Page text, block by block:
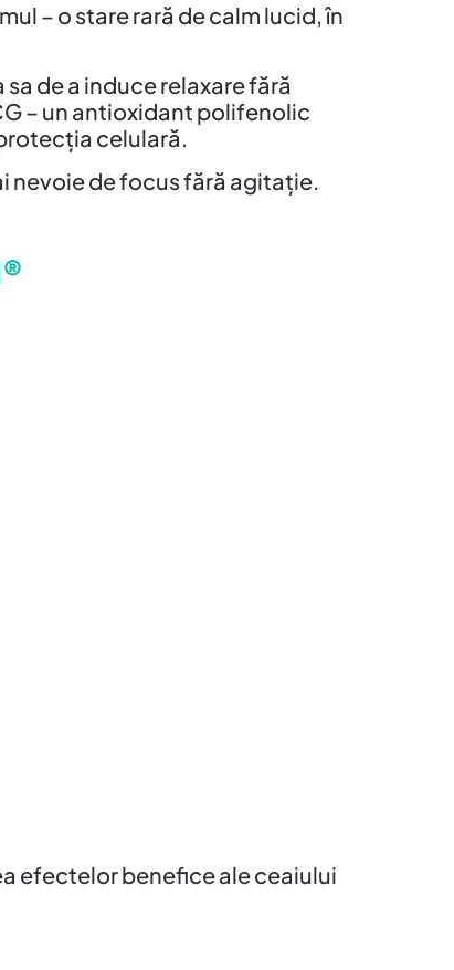
– o stare rară de calm lucid, în
de a induce relaxare fără
– un antioxidant polifenolic
celulară.
nevoie de focus fără agitație.
efectelor benefice ale ceaiului